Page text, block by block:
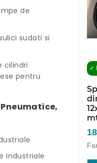
de
sudati si
cilindri
pentru
Industriale
✓